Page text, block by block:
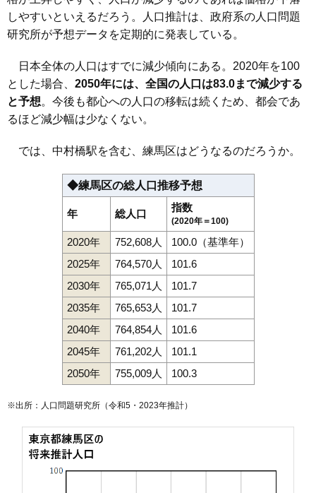
しやすいといえるだろう。人口推計は、政府系の人口問題
研究所が予想データを定期的に発表している。
日本全体の人口はすでに減少傾向にある。2020年を100
とした場合、 2050年には、全国の人口は83.0まで減少する
と予想。今後も都心への人口の移転は続くため、都会であ
るほど減少幅は少なくない。
では、中村橋駅を含む、練馬区はどうなるのだろうか。
◆練馬区の総人口推移予想
年 総人口
指数
(2020年＝100)
2020年 752,608人
100.0（基準年）
2025年
764,570人
101.6
2030年
765,071人
101.7
2035年
765,653人
101.7
2040年
764,854人
101.6
2045年
761,202人
101.1
2050年
755,009人 100.3
※出所：人口問題研究所（令和5・2023年推計）